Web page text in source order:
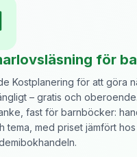
för
Kostplanering för att göra
– gratis och
fast för barnböcker:
tema, med priset jämfört